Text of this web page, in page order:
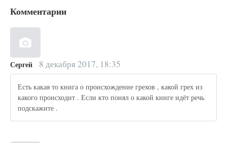
Комментарии
Сергей 8 декабря 2017, 18:35
Есть какая то книга о происхождение грехов , какой грех из
какого происходит . Если кто понял о какой книге идёт речь
подскажите .